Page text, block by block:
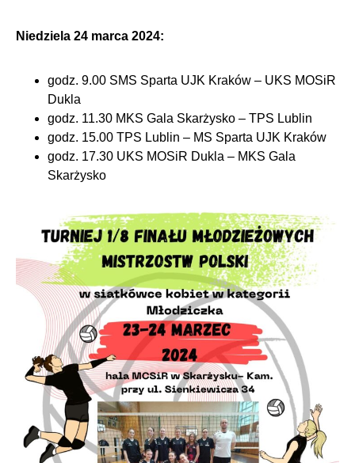
Niedziela 24 marca 2024:
godz. 9.00 SMS Sparta UJK Kraków – UKS MOSiR
Dukla
godz. 11.30 MKS Gala Skarżysko – TPS Lublin
godz. 15.00 TPS Lublin – MS Sparta UJK Kraków
godz. 17.30 UKS MOSiR Dukla – MKS Gala
Skarżysko